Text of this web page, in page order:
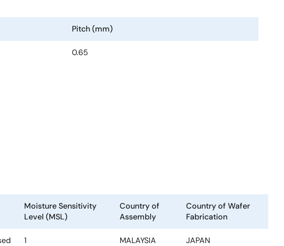
Pitch (mm)
0.65
Moisture Sensitivity
Level (MSL)
Country of
Assembly
Country of Wafer
Fabrication
1 MALAYSIA JAPAN